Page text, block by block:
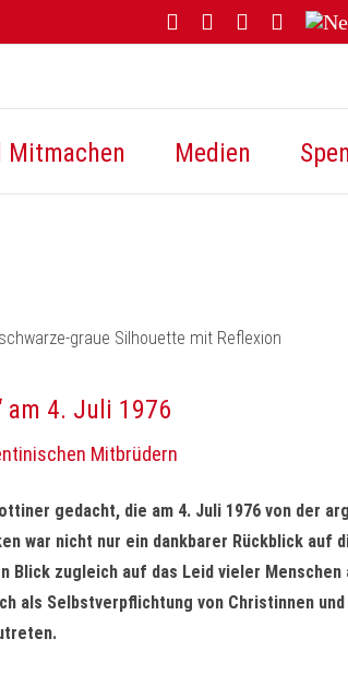
FacebookYouTubeInstagram
Mitmachen Medien
am 4. Juli 1976
Mitbrüdern
gedacht, die am 4. Juli 1976 von der
war nicht nur ein dankbarer Rückblick auf
Blick zugleich auf das Leid vieler Menschen
als Selbstverpflichtung von Christinnen